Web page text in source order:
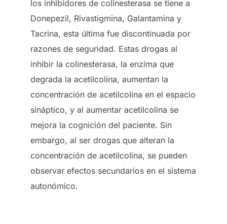
los inhibidores de colinesterasa se tiene a
Donepezil, Rivastigmina, Galantamina y
Tacrina, esta última fue discontinuada por
razones de seguridad. Estas drogas al
inhibir la colinesterasa, la enzima que
degrada la acetilcolina, aumentan la
concentración de acetilcolina en el espacio
sináptico, y al aumentar acetilcolina se
mejora la cognición del paciente. Sin
embargo, al ser drogas que alteran la
concentración de acetilcolina, se pueden
observar efectos secundarios en el sistema
autonómico.